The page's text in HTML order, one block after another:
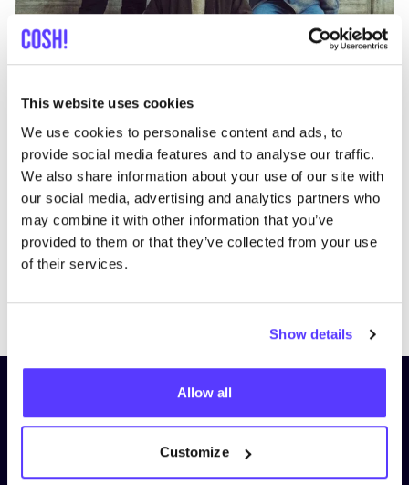
This website uses cookies
We use cookies to personalise content and ads, to
provide social media features and to analyse our traffic.
We also share information about your use of our site with
our social media, advertising and analytics partners who
may combine it with other information that you’ve
provided to them or that they’ve collected from your use
of their services.
Show details
Allow all
Customize
Inscrivez-vous à notre lettre
d’information et restez informé !